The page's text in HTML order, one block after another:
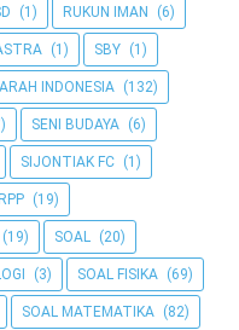
(1) RUKUN IMAN (6)
(1) SBY (1)
INDONESIA (132)
SENI BUDAYA (6)
SIJONTIAK FC (1)
(19)
(19) SOAL (20)
(3) SOAL FISIKA (69)
SOAL MATEMATIKA (82)